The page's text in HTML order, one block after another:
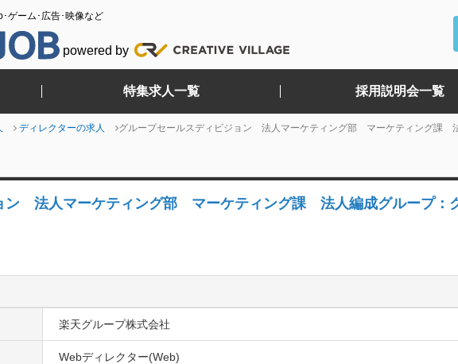
ゲーム･広告･映像など
powered by
特集求人一覧 採用説明会一覧
ディレクターの求人 グループセールスディビジョン 法人マーケティング部 マーケティング課
ン 法人マーケティング部 マーケティング課 法人編成グループ：
楽天グループ株式会社
Webディレクター(Web)